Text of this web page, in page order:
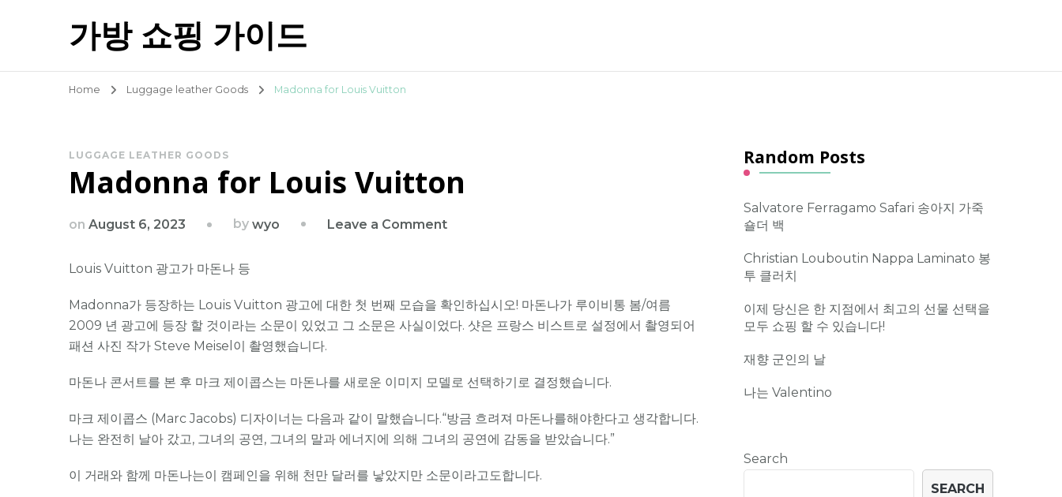
가방 쇼핑 가이드
Home Luggage leather Goods Madonna for Louis Vuitton
LUGGAGE LEATHER GOODS
Madonna for Louis Vuitton
on August 6, 2023 by wyo Leave a Commenton
Vuitton
Louis Vuitton 광고가 마돈나 등
Madonna가 등장하는 Louis Vuitton 광고에 대한 첫 번째 모습을 확인하십시오! 마돈나가 루이비통 봄/여름
2009 년 광고에 등장 할 것이라는 소문이 있었고 그 소문은 사실이었다. 샷은 프랑스 비스트로 설정에서 촬영되어
패션 사진 작가 Steve Meisel이 촬영했습니다.
마돈나 콘서트를 본 후 마크 제이콥스는 마돈나를 새로운 이미지 모델로 선택하기로 결정했습니다.
마크 제이콥스 (Marc Jacobs) 디자이너는 다음과 같이 말했습니다.“방금 흐려져 마돈나를해야한다고 생각합니다.
나는 완전히 날아 갔고, 그녀의 공연, 그녀의 말과 에너지에 의해 그녀의 공연에 감동을 받았습니다.”
이 거래와 함께 마돈나는이 캠페인을 위해 천만 달러를 낳았지만 소문이라고도합니다.
Random Posts
Salvatore Ferragamo Safari 송아지 가죽
숄더 백
Christian Louboutin Nappa Laminato 봉
투 클러치
이제 당신은 한 지점에서 최고의 선물 선택을
모두 쇼핑 할 수 있습니다!
재향 군인의 날
나는 Valentino
Search
SEARCH